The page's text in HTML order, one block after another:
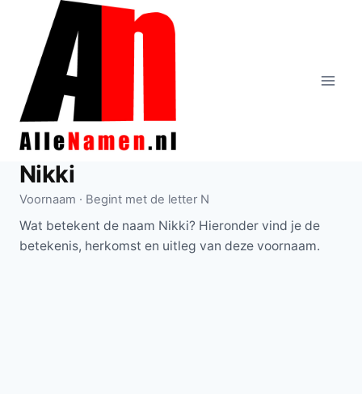
Doorgaan
inhoud
Nikki
Voornaam · Begint met de letter N
Wat betekent de naam Nikki? Hieronder vind je de
betekenis, herkomst en uitleg van deze voornaam.